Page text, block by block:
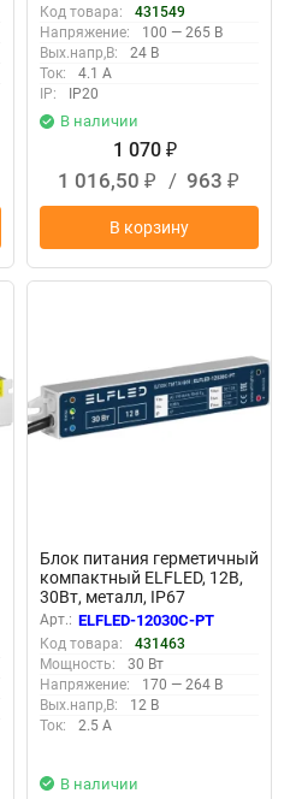
Код товара:
431549
Напряжение:
100 — 265 В
Вых.напр,В:
24 В
Ток:
4.1 А
IP:
IP20
В наличии
1 070 ₽
1 016,50 ₽ / 963 ₽
В корзину
Блок питания герметичный
компактный ELFLED, 12В,
30Вт, металл, IP67
Арт.: ELFLED-12030С-PT
Код товара:
431463
Мощность:
30 Вт
Напряжение:
170 — 264 В
Вых.напр,В:
12 В
Ток:
2.5 А
В наличии